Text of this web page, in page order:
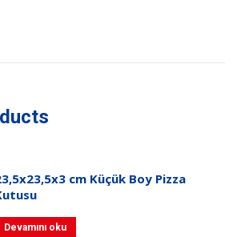
cm Küçük Boy Pizza
Devamını oku